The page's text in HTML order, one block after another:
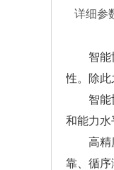
详细参
智能协
性。除此
智能协
和能力水
高精度
靠、循序